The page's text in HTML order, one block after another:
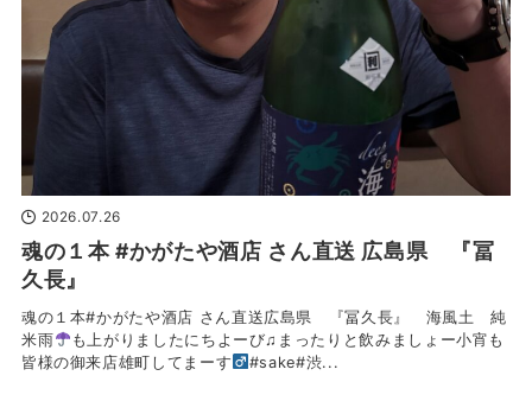
2026.07.26
魂の１本 #かがたや酒店 さん直送 広島県 『冨
久長』
魂の１本#かがたや酒店 さん直送広島県 『冨久長』 海風土 純
米雨
も上がりましたにちよーび♫まったりと飲みましょー小宵も
皆様の御来店雄町してまーす‍
#sake#渋...